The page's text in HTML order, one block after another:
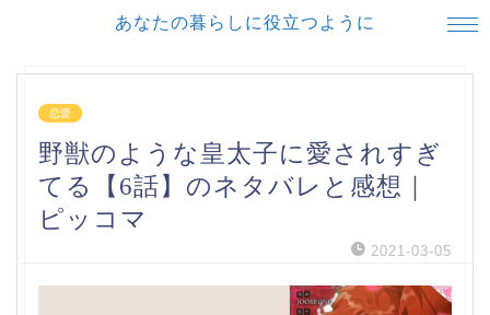
あなたの暮らしに役立つように
恋愛
野獣のような皇太子に愛されすぎ
てる【6話】のネタバレと感想｜
ピッコマ
2021-03-05